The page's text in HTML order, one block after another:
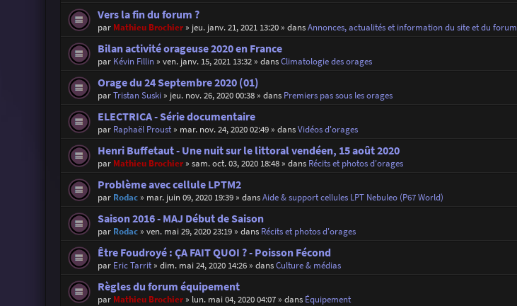
Vers la fin du forum ?
par Mathieu Brochier» jeu. janv. 21, 2021 13:20» dansAnnonces, actualités et information du site et du forum
Bilan activité orageuse 2020 en France
par Kévin Fillin» ven. janv. 15, 2021 13:32» dansClimatologie des orages
Orage du 24 Septembre 2020 (01)
parTristan Suski» jeu. nov. 26, 2020 00:38» dans Premiers pas sous les orages
ELECTRICA - Série documentaire
par Raphaël Proust» mar. nov. 24, 2020 02:49» dansVidéos d'orages
Henri Buffetaut - Une nuit sur le littoral vendéen, 15 août 2020
par Mathieu Brochier» sam. oct. 03, 2020 18:48» dans Récits et photos d'orages
Problème avec cellule LPTM2
par Rodac» mar. juin 09, 2020 19:39» dansAide & support cellules LPT Nebuleo (P67 World)
Saison 2016 - MAJ Début de Saison
par Rodac» ven. mai 29, 2020 23:19» dans Récits et photos d'orages
Être Foudroyé : ÇA FAIT QUOI ? - Poisson Fécond
par Eric Tarrit» dim. mai 24, 2020 14:26» dansCulture & médias
Règles du forum équipement
par Mathieu Brochier» lun. mai 04, 2020 04:07» dans Équipement